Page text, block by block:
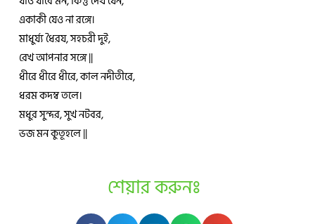
একাকী যেও না রঙ্গে।
মাধুর্য্য ধৈরয, সহচরী দুই,
রেখ আপনার সঙ্গে ||
ধীরে ধীরে ধীরে, কাল নদীতীরে,
ধরম কদম্ব তলে।
মধুর সুন্দর, সুখ নটবর,
ভজ মন কুতূহলে ||
শেয়ার করুনঃ